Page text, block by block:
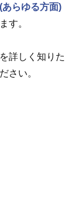
あらゆる方面)
す。
詳しく知りた
さい。